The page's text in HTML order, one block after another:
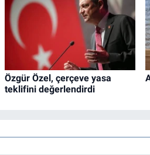
Özgür Özel, çerçeve yasa
teklifini değerlendirdi